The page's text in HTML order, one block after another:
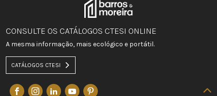
CONSULTE OS CATÁLOGOS CTESI ONLINE
A mesma informação, mais ecológico e portátil.
CATÁLOGOS CTESI